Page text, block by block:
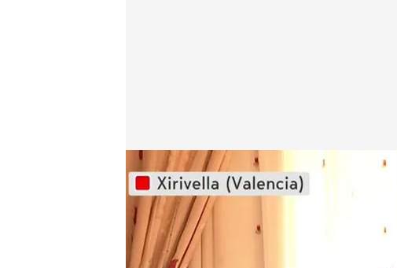
Dolores se rompe al recordar la DANA, la tragedia que
Redacción digital Noticias Cuatro
28 OCT 2025 - 16:58h.
Durante todo este año les